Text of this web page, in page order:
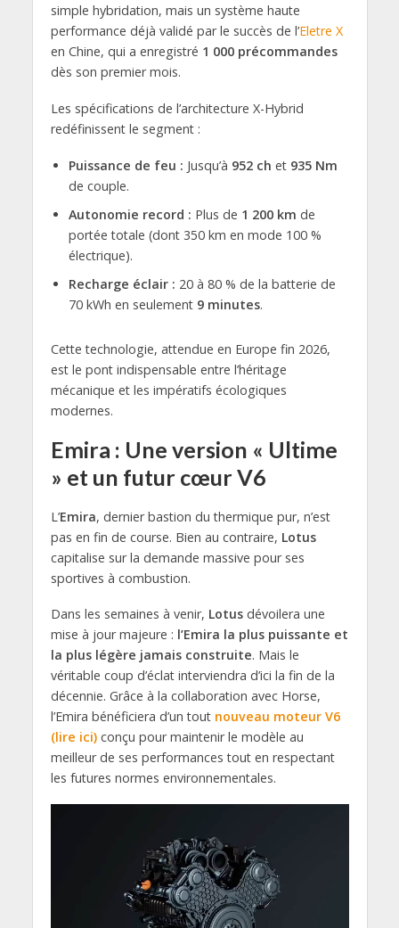
simple hybridation, mais un système haute
performance déjà validé par le succès de l’Eletre X
en Chine, qui a enregistré 1 000 précommandes
dès son premier mois.
Les spécifications de l’architecture X-Hybrid
redéfinissent le segment :
Puissance de feu : Jusqu’à 952 ch et 935 Nm
de couple.
Autonomie record : Plus de 1 200 km de
portée totale (dont 350 km en mode 100 %
électrique).
Recharge éclair : 20 à 80 % de la batterie de
70 kWh en seulement 9 minutes.
Cette technologie, attendue en Europe fin 2026,
est le pont indispensable entre l’héritage
mécanique et les impératifs écologiques
modernes.
Emira : Une version « Ultime
» et un futur cœur V6
L’Emira, dernier bastion du thermique pur, n’est
pas en fin de course. Bien au contraire, Lotus
capitalise sur la demande massive pour ses
sportives à combustion.
Dans les semaines à venir, Lotusdévoilera une
mise à jour majeure : l’Emira la plus puissante et
la plus légère jamais construite. Mais le
véritable coup d’éclat interviendra d’ici la fin de la
décennie. Grâce à la collaboration avec Horse,
l’Emira bénéficiera d’un tout nouveau moteur V6
(lire ici)conçu pour maintenir le modèle au
meilleur de ses performances tout en respectant
les futures normes environnementales.